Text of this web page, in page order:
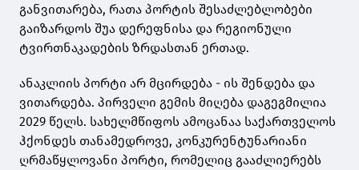
განვითარება, რათა პორტის შესაძლებლობები
გაიზარდოს შუა დერეფნისა და რეგიონული
ტვირთნაკადების ზრდასთან ერთად.
ანაკლიის პორტი არ მცირდება - ის შენდება და
ვითარდება. პირველი გემის მიღება დაგეგმილია
2029 წელს. სახელმწიფოს ამოცანაა საქართველოს
ჰქონდეს თანამედროვე, კონკურენტუნარიანი
ღრმაწყლოვანი პორტი, რომელიც გააძლიერებს